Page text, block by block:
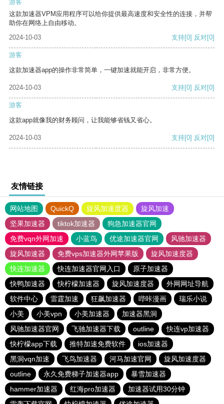
游客
这款加速器VPM应用程序可以给你提供最高速度和安全性的连接，并帮
助你在网络上自由移动。
2024-10-03
支持[0] 反对[0]
游客
这款加速器app的操作非常简单，一键加速就能开启，非常方便。
2024-10-03 支持[0] 反对[0]
游客
这款app就像我的财务顾问，让我能够省钱又省心。
2024-10-03 支持[0] 反对[0]
友情链接
网站地图 QuickQ 旋风加速度器
旋风加速
坚果加速器
tiktok加速器
狗急加速器官网
免费vqn外网加速
小蓝鸟 优途加速器官网
风驰加速器
旋风加速器
免费vps加速器外网苹果版
旋风加速度器
快连加速器
快连加速器官网入口
原子加速器
快鸭加速器
快柠檬加速器 旋风加速度器
外网网址导航
软件中心
雷霆加速 狂飙加速器 哔咔漫画
瑞乐小说
小美
小美vpn 小美加速器
加速器黑洞
风驰加速器官网
飞驰加速器下载 outline
快连vp加速器
快柠檬app下载
推特加速免费软件
ios加速器
黑洞vqn加速
飞鸟加速器 河马加速官网
旋风加速度器
outline
永久免费梯子加速器app
暴雪加速器
hammer加速器
红海pro加速器
加速器试用30分钟